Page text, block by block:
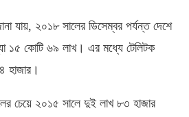
যায়, ২০১৮ সালের ডিসেম্বর পর্যন্ত দেশে
১৫ কোটি ৬৯ লাখ। এর মধ্যে টেলিটক
হাজার।
চেয়ে ২০১৫ সালে দুই লাখ ৮৩ হাজার